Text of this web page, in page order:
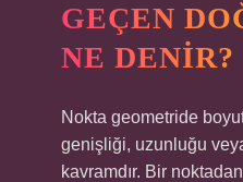
GEÇEN
NE DENIR?
Nokta geometride
genişliği, uzunluğu
kavramdır. Bir